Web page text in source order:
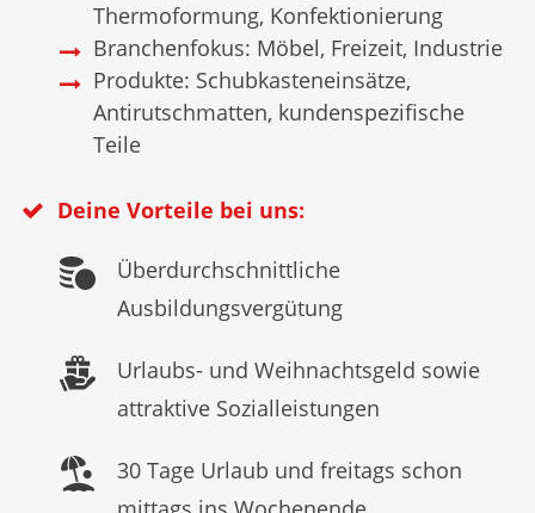
Thermoformung, Konfektionierung
Branchenfokus: Möbel, Freizeit, Industrie
Produkte: Schubkasteneinsätze,
Antirutschmatten, kundenspezifische
Teile
Deine Vorteile bei uns:
Überdurchschnittliche
Ausbildungsvergütung
Urlaubs- und Weihnachtsgeld sowie
attraktive Sozialleistungen
30 Tage Urlaub und freitags schon